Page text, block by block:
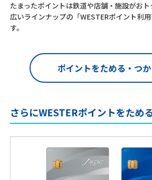
たまったポイントは鉄道や店舗・施設がお
広いラインナップの「WESTERポイント利
す。
ポイントをためる・つ
さらにWESTERポイントをため